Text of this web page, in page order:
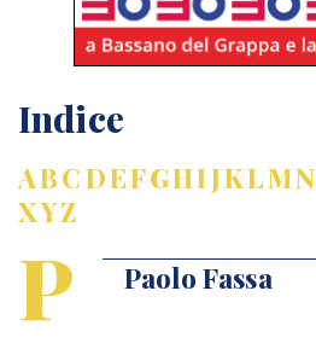
Indice
ABCDEFGHIJKLMN
XYZ
P Paolo Fassa